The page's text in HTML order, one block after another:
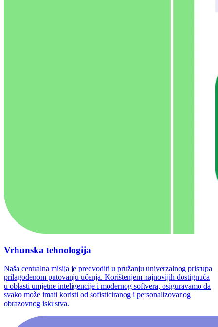
Vrhunska tehnologija
Naša centralna misija je predvoditi u pružanju univerzalnog pristupa
prilagođenom putovanju učenja. Korištenjem najnovijih dostignuća
u oblasti umjetne inteligencije i modernog softvera, osiguravamo da
svako može imati koristi od sofisticiranog i personalizovanog
obrazovnog iskustva.